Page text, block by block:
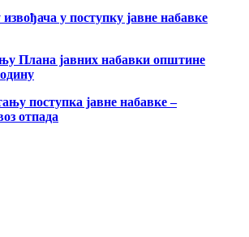
у поступку јавне набавке
Плана јавних набавки општине
поступка јавне набавке –
отпада